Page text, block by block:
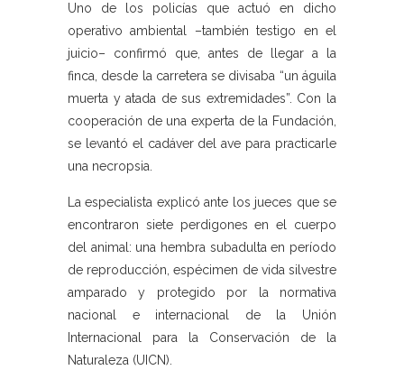
Uno de los policías que actuó en dicho
operativo ambiental –también testigo en el
juicio– confirmó que, antes de llegar a la
finca, desde la carretera se divisaba “un águila
muerta y atada de sus extremidades”. Con la
cooperación de una experta de la Fundación,
se levantó el cadáver del ave para practicarle
una necropsia.
La especialista explicó ante los jueces que se
encontraron siete perdigones en el cuerpo
del animal: una hembra subadulta en período
de reproducción, espécimen de vida silvestre
amparado y protegido por la normativa
nacional e internacional de la Unión
Internacional para la Conservación de la
Naturaleza (UICN).